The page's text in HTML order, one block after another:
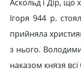
Аскольд і Дір, що
Ігоря 944 р.
прийняла
з нього.
наказом князя